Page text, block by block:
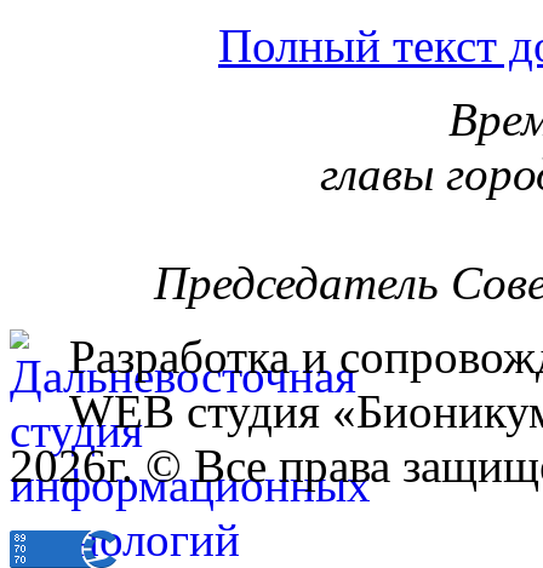
Полный текст
главы
Председатель
Разработка и
WEB студия
2026г. © Все права